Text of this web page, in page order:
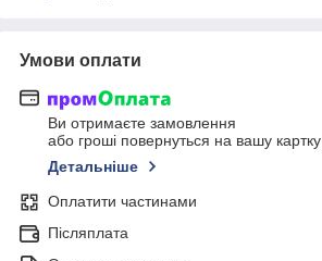
Умови оплати
Ви отримаєте замовлення
або гроші повернуться на вашу картку
Детальніше
Оплатити частинами
Післяплата